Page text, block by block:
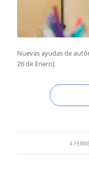
Nuevas ayudas de
26 de Enero]
4 /